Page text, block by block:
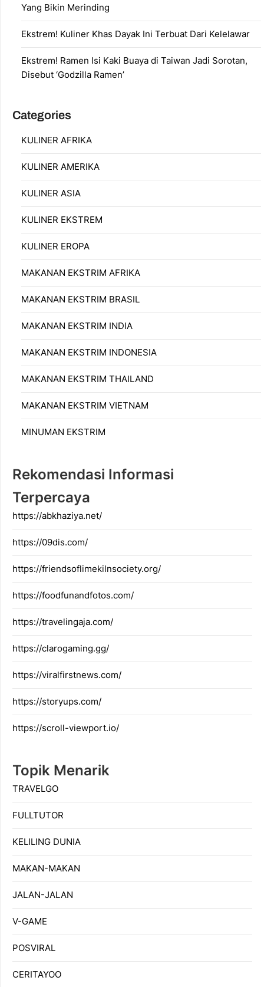
Yang Bikin Merinding
Ekstrem! Kuliner Khas Dayak Ini Terbuat Dari Kelelawar
Ekstrem! Ramen Isi Kaki Buaya di Taiwan Jadi Sorotan,
Disebut ‘Godzilla Ramen’
Categories
KULINER AFRIKA
KULINER AMERIKA
KULINER ASIA
KULINER EKSTREM
KULINER EROPA
MAKANAN EKSTRIM AFRIKA
MAKANAN EKSTRIM BRASIL
MAKANAN EKSTRIM INDIA
MAKANAN EKSTRIM INDONESIA
MAKANAN EKSTRIM THAILAND
MAKANAN EKSTRIM VIETNAM
MINUMAN EKSTRIM
Rekomendasi Informasi
Terpercaya
https://abkhaziya.net/
https://09dis.com/
https://friendsoflimekilnsociety.org/
https://foodfunandfotos.com/
https://travelingaja.com/
https://clarogaming.gg/
https://viralfirstnews.com/
https://storyups.com/
https://scroll-viewport.io/
Topik Menarik
TRAVELGO
FULLTUTOR
KELILING DUNIA
MAKAN-MAKAN
JALAN-JALAN
V-GAME
POSVIRAL
CERITAYOO